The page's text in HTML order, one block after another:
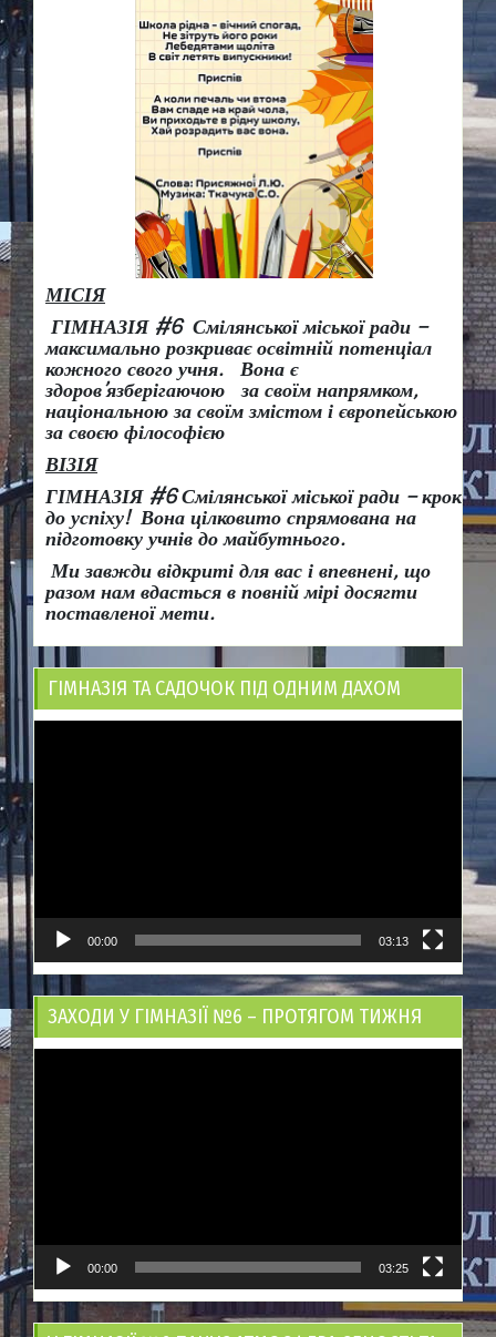
МІСІЯ
ГІМНАЗІЯ #6 Смілянської міської ради –
максимально розкриває освітній потенціал
кожного свого учня.
Вона є
здоров’язберігаючою за своїм напрямком,
національною за своїм змістом і європейською
за своєю філософією
ВІЗІЯ
ГІМНАЗІЯ #6 Смілянської міської ради – крок
до успіху! Вона цілковито спрямована на
підготовку учнів до майбутнього.
Ми завжди відкриті для вас і впевнені, що
разом нам вдасться в повній мірі досягти
поставленої мети.
ГІМНАЗІЯ ТА САДОЧОК ПІД ОДНИМ ДАХОМ
00:00 03:13
ЗАХОДИ У ГІМНАЗІЇ №6 – ПРОТЯГОМ ТИЖНЯ
00:00 03:25